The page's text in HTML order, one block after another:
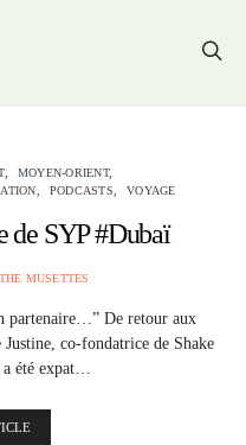
MOYEN-ORIENT
PODCASTS VOYAGE
de SYP #Dubaï
THE MUSETTES
partenaire…” De retour aux
co-fondatrice de Shake
été expat…